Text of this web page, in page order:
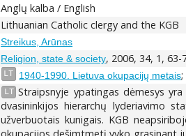
Anglų kalba / English
Lithuanian Catholic clergy and the KGB
Streikus, Arūnas
Religion, state & society, 2006, 34, 1, 63-
LT 1940-1990. Lietuva okupacijų metais;
LT Straipsnyje ypatingas dėmesys
dvasininkijos hierarchų lyderiavimo
užverbuotais kunigais. KGB
okupacijos dešimtmetį vyko grasinant